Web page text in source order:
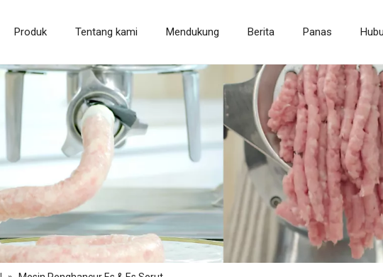
Produk Tentang kami Mendukung Berita Panas